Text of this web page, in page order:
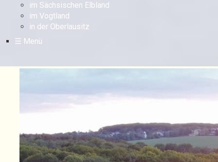
im Sächsischen Elbland
im Vogtland
in der Oberlausitz
☰ Menü